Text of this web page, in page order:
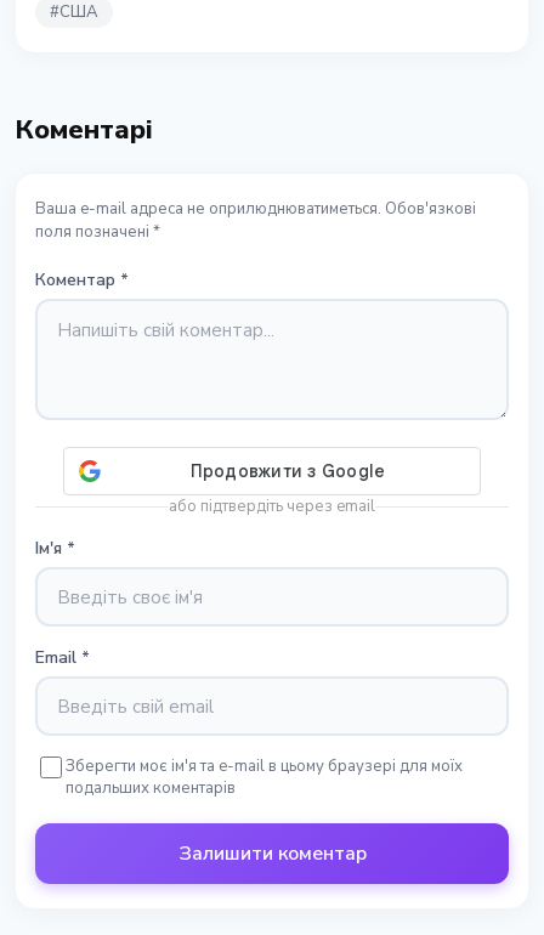
#США
Коментарі
Ваша e-mail адреса не оприлюднюватиметься. Обов'язкові
поля позначені *
Коментар *
або підтвердіть через email
Ім'я *
Email *
Зберегти моє ім'я та e-mail в цьому браузері для моїх
подальших коментарів
Залишити коментар